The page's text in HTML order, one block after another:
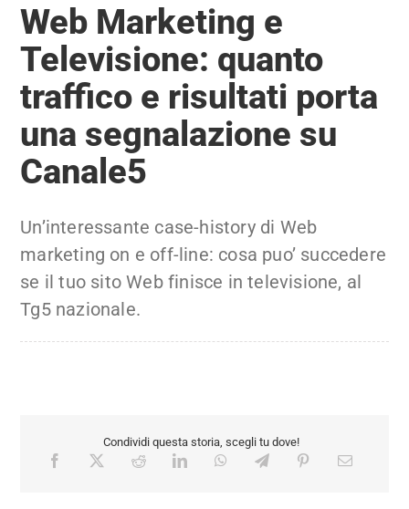
Web Marketing e
Televisione: quanto
traffico e risultati porta
una segnalazione su
Canale5
Un’interessante case-history di Web
marketing on e off-line: cosa puo’ succedere
se il tuo sito Web finisce in televisione, al
Tg5 nazionale.
Condividi questa storia, scegli tu dove!